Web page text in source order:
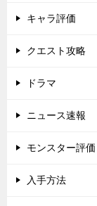
キャラ評価
クエスト攻略
ドラマ
ニュース速報
モンスター評価
入手方法